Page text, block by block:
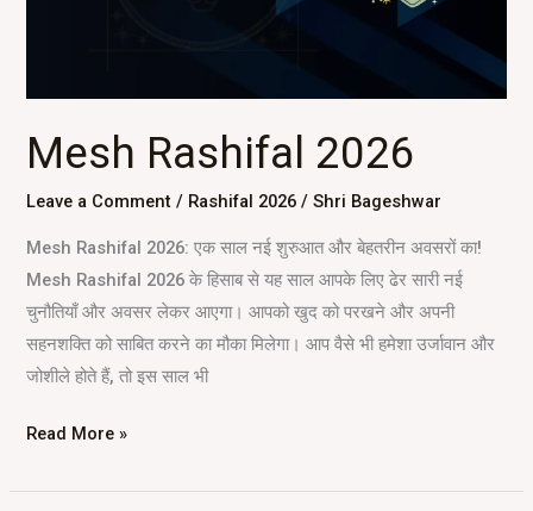
Mesh Rashifal 2026
Leave a Comment / Rashifal 2026 /Shri Bageshwar
Mesh Rashifal 2026: एक साल नई शुरुआत और बेहतरीन अवसरों का!
Mesh Rashifal 2026 के हिसाब से यह साल आपके लिए ढेर सारी नई
चुनौतियाँ और अवसर लेकर आएगा। आपको खुद को परखने और अपनी
सहनशक्ति को साबित करने का मौका मिलेगा। आप वैसे भी हमेशा उर्जावान और
जोशीले होते हैं, तो इस साल भी
Read More »